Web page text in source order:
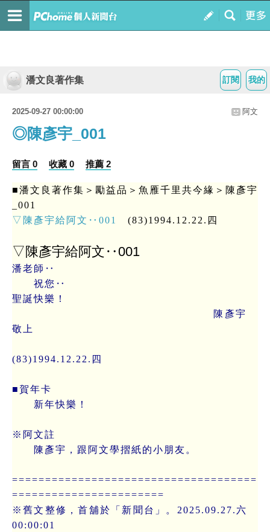
我的
訂閱
潘文良著作集
2025-09-27 00:00:00 阿文
◎陳彥宇_001
留言 0 收藏 0 推薦 2
■潘文良著作集＞勵益品＞魚雁千里共今緣＞陳彥宇
_001
▽陳彥宇給阿文‥001
(83)1994.12.22.四
▽陳彥宇給阿文‥001
潘老師‥
祝您‥
聖誕快樂！
陳彥宇
敬上
(83)1994.12.22.四
■賀年卡
新年快樂！
※阿文註
陳彥宇，跟阿文學摺紙的小朋友。
=====================================
=======================
※舊文整修，首舖於「新聞台」。2025.09.27.六
00:00:01